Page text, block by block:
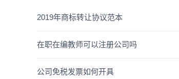
2019年商标转让协议范本
在职在编教师可以注册公司吗
公司免税发票如何开具